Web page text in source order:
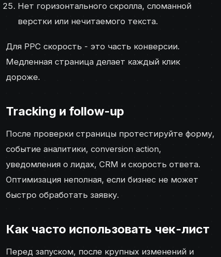
Нет горизонтального скролла, сломанной
верстки или нечитаемого текста.
Для PPC скорость - это часть конверсии.
Медленная страница делает каждый клик
дороже.
Tracking и follow-up
После проверки страницы протестируйте форму,
событие аналитики, conversion action,
уведомления о лидах, CRM и скорость ответа.
Оптимизация неполная, если бизнес не может
быстро обработать заявку.
Как часто использовать чек-лист
Перед запуском, после крупных изменений и